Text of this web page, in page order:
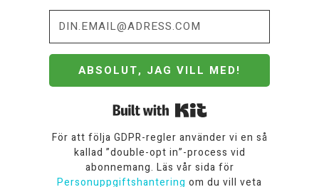
ABSOLUT, JAG VILL MED!
För att följa GDPR-regler använder vi en så
kallad ”double-opt in”-process vid
abonnemang. Läs vår sida för
Personuppgiftshantering om du vill veta